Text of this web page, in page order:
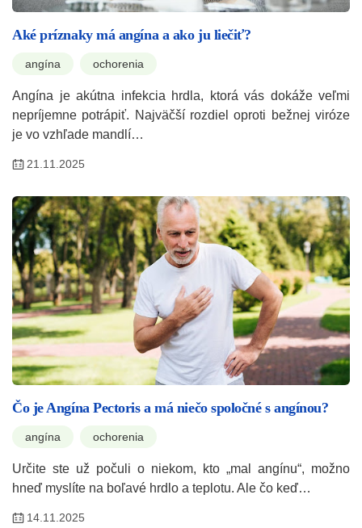
Aké príznaky má angína a ako ju liečiť?
angína ochorenia
Angína je akútna infekcia hrdla, ktorá vás dokáže veľmi
nepríjemne potrápiť. Najväčší rozdiel oproti bežnej viróze
je vo vzhľade mandlí…
21.11.2025
Čo je Angína Pectoris a má niečo spoločné s angínou?
angína ochorenia
Určite ste už počuli o niekom, kto „mal angínu“, možno
hneď myslíte na boľavé hrdlo a teplotu. Ale čo keď…
14.11.2025